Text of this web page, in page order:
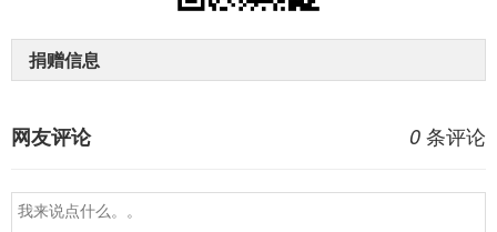
捐赠信息
0 条评论
网友评论